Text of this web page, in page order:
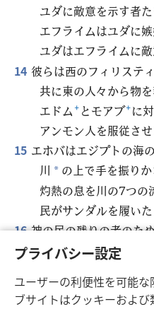
プライバシー設定
ユーザーの利便性を可能
ブサイトはクッキーおよ
ユダに敵意を示す者た
エフライムはユダに嫉
ユダはエフライムに
14 彼らは西のフィリステ
共に東の人々から物を
エドム+とモアブ+に
アンモン人を服従さ
15 エホバはエジプトの海
川 * の上で手を振り
灼熱の息を川の7つの
民がサンダルを履い
16神の民の残りの者のた
道が備えられる
られたように。